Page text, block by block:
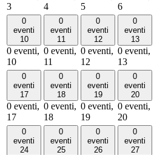
3
4
5
6
0
eventi
10
0 eventi,
10
0
eventi
11
0 eventi,
11
0
eventi
12
0 eventi,
12
0
eventi
13
0 eventi,
13
0
eventi
17
0 eventi,
17
0
eventi
18
0 eventi,
18
0
eventi
19
0 eventi,
19
0
eventi
20
0 eventi,
20
0
eventi
24
0
eventi
25
0
eventi
26
0
eventi
27